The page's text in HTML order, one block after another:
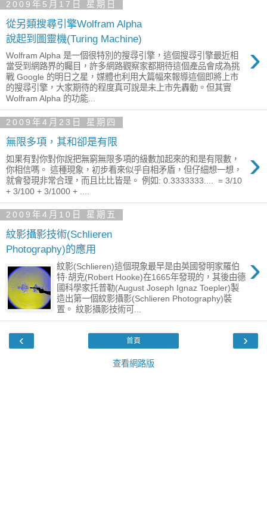
2009年5月17日 星期日
從另類搜尋引擎Wolfram Alpha
說起到圖靈機(Turing Machine)
›
Wolfram Alpha 是一個很特別的搜尋引擎，這個搜尋引擎最近相
當受到網路界的矚目，許多網路觀察家都期待這個產品會成為挑
戰 Google 的明日之星，媒體也利用大篇幅來報導這個即將上市
的搜尋引擎，大家期待的程度真可說是未上市先轟動。但其實
Wolfram Alpha 的功能...
2009年4月23日 星期四
無限多項，其和卻是有限
›
如果有對你對你說把無窮無限多項的級數加起來的和是有限數，
你相信嗎。 這種現象，初步看來似乎自相矛盾，但仔細想一想，
就會發現非常合理，而且比比皆是。 例如: 0.3333333.... = 3/10
+ 3/100 + 3/1000 + ....
2009年4月10日 星期五
紋影攝影技術(Schlieren
Photography)的應用
›
紋影(Schlieren)這個現象最早是由英國發明家羅伯
特·胡克(Robert Hooke)在1665年發現的，其後由德
國科學家托普勒(August Joseph Ignaz Toepler)製
造出第一個紋影攝影(Schlieren Photography)裝
置。 紋影攝影技術可...
‹ ›
首頁
查看網路版